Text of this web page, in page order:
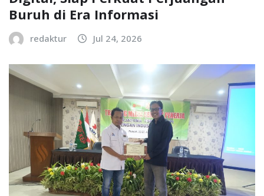
Buruh di Era Informasi
redaktur Jul 24, 2026